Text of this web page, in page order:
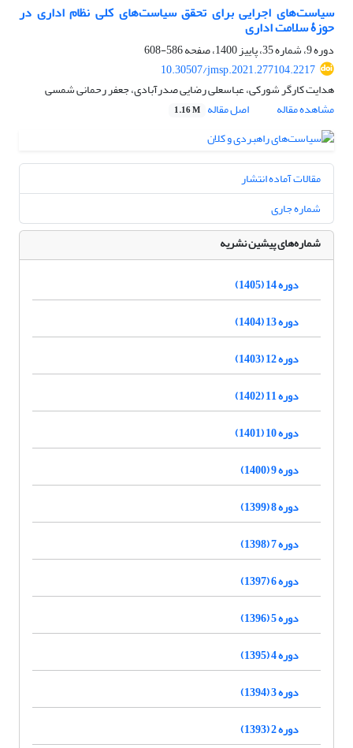
سیاست‌های اجرایی برای تحقق سیاست‌های کلی نظام اداری در
حوزۀ سلامت اداری
دوره 9، شماره 35، پاییز 1400، صفحه
586-608
10.30507/jmsp.2021.277104.2217
هدایت کارگر شورکی، عباسعلی رضایی صدرآبادی، جعفر رحمانی شمسی
مشاهده مقاله
اصل مقاله 1.16 M
مقالات آماده انتشار
شماره جاری
شماره‌های پیشین نشریه
دوره 14 (1405)
دوره 13 (1404)
دوره 12 (1403)
دوره 11 (1402)
دوره 10 (1401)
دوره 9 (1400)
دوره 8 (1399)
دوره 7 (1398)
دوره 6 (1397)
دوره 5 (1396)
دوره 4 (1395)
دوره 3 (1394)
دوره 2 (1393)